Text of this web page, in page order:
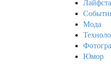
Мода
Юмор